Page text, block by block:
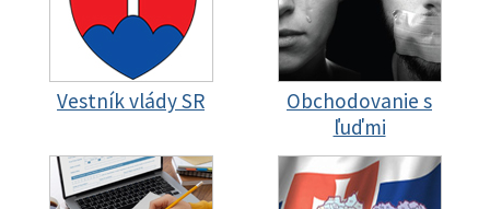
Vestník vlády SR
Obchodovanie s
ľuďmi